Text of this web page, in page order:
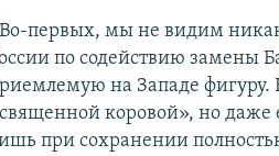
первых, мы не видим
по содействию замены
на Западе фигуру.
коровой», но даже
при сохранении